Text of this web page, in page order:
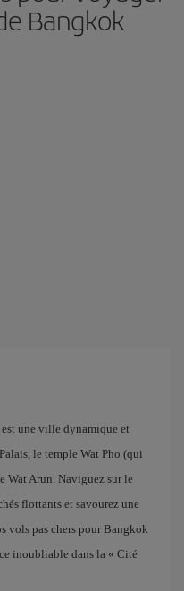
Bangkok
une ville dynamique et
le temple Wat Pho (qui
Wat Arun. Naviguez sur le
flottants et savourez une
vols pas chers pour Bangkok
inoubliable dans la « Cité